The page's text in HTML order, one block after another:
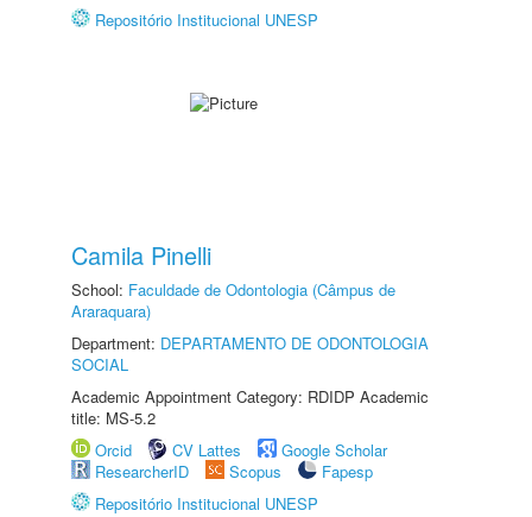
Repositório Institucional UNESP
Camila Pinelli
School: Faculdade de Odontologia (Câmpus de
Araraquara)
Department: DEPARTAMENTO DE ODONTOLOGIA
SOCIAL
Academic Appointment Category: RDIDP Academic
title: MS-5.2
Orcid
CV Lattes
Google Scholar
ResearcherID
Scopus
Fapesp
Repositório Institucional UNESP